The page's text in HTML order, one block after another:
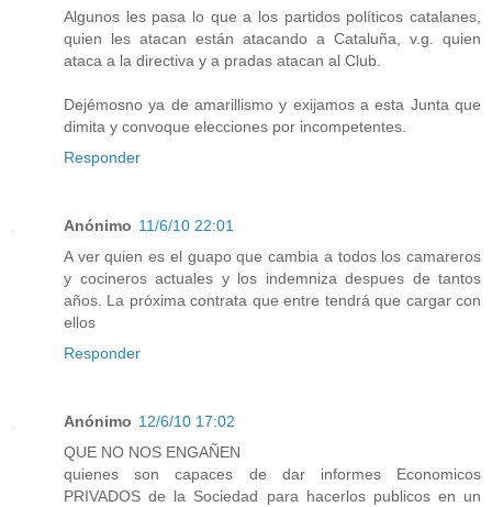
Algunos les pasa lo que a los partidos políticos catalanes,
quien les atacan están atacando a Cataluña, v.g. quien
ataca a la directiva y a pradas atacan al Club.
Dejémosno ya de amarillismo y exijamos a esta Junta que
dimita y convoque elecciones por incompetentes.
Responder
Anónimo 11/6/10 22:01
A ver quien es el guapo que cambia a todos los camareros
y cocineros actuales y los indemniza despues de tantos
años. La próxima contrata que entre tendrá que cargar con
ellos
Responder
Anónimo 12/6/10 17:02
QUE NO NOS ENGAÑEN
quienes son capaces de dar informes Economicos
PRIVADOS de la Sociedad para hacerlos publicos en un